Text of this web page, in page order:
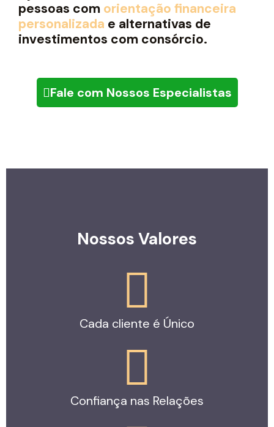
pessoas com orientação financeira
personalizada e alternativas de
investimentos com consórcio.
Fale com Nossos Especialistas
Nossos Valores
Cada cliente é Único
Confiança nas Relações